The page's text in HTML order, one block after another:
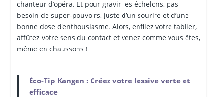
chanteur d’opéra. Et pour gravir les échelons, pas
besoin de super-pouvoirs, juste d’un sourire et d’une
bonne dose d’enthousiasme. Alors, enfilez votre tablier,
affûtez votre sens du contact et venez comme vous êtes,
même en chaussons !
Éco-Tip Kangen : Créez votre lessive verte et
efficace